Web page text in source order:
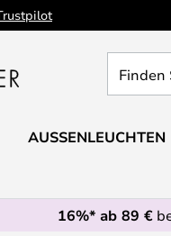
Sie
Leuchte...
AUSSENLEUCHTEN
16%* ab 89 €